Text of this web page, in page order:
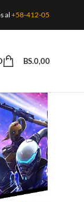
al+58-412-055-7754
BS.0,00